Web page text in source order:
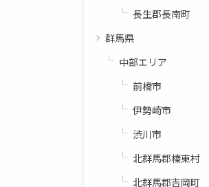
長生郡長南町
群馬県
中部エリア
前橋市
伊勢崎市
渋川市
北群馬郡榛東村
北群馬郡吉岡町